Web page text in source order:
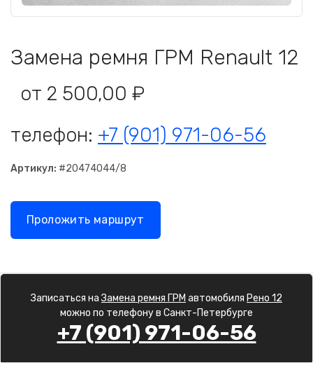
Замена ремня ГРМ Renault 12
от 2 500,00 ₽
телефон: +7 (901) 971-06-56
Артикул: #20474044/8
Проложить маршрут
Записаться наЗамена ремня ГРМ автомобиля Рено 12
можно по телефону в Санкт-Петербурге
+7 (901) 971-06-56